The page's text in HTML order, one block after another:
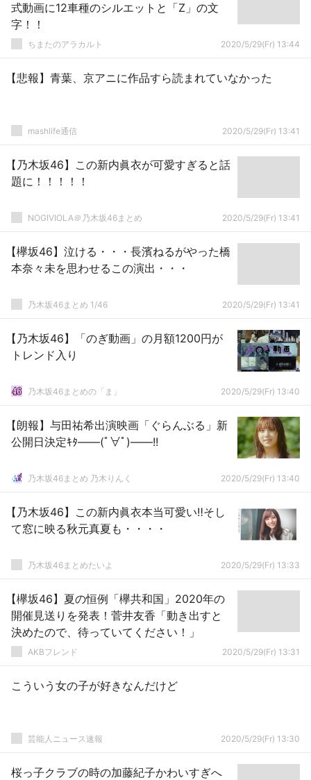
式動画に12車種のシルエットと「Z」の文
字！！
ちまたのアラカルト 2020/5/29(Fr) 13:44
【悲報】青葉、京アニに作品すら読まれていなかった
mashlife通信 2020/5/29(Fr) 13:41
【乃木坂46】この新内眞衣が可愛すぎると話
題に！！！！！
NOGIVIOLA＠乃木坂46まとめ 2020/5/29(Fr) 13:41
【欅坂46】泣ける・・・長濱ねるがやった橋
本奈々未を思わせるこの演出・・・
乃木坂46まとめ 1/46 2020/5/29(Fr) 13:41
【乃木坂46】「のぎ動画」の月額1200円が
トレンド入り
乃木坂46まとめの「ま」 2020/5/29(Fr) 13:40
【朗報】与田祐希出演映画「ぐらんぶる」新
公開日決定ｷﾀ――(ﾟ∀ﾟ)――!!
乃木坂46まとめ 乃木りんく 2020/5/29(Fr) 13:40
【乃木坂46】この新内眞衣本当可愛い‼そし
て窓に映る秋元真夏も・・・・
乃木坂46まとめたいよ 2020/5/29(Fr) 13:33
【欅坂46】夏の恒例「欅共和国」2020年の
開催見送りを発表！菅井友香「動き出すと
決めたので、待っていてください！」
AKBフレンド 2020/5/29(Fr) 13:31
こういう女の子が好きなんだけど
芸能人ニュース速報 2020/5/29(Fr) 13:30
桜っ子クラブの時の加藤紀子かわいすぎへ